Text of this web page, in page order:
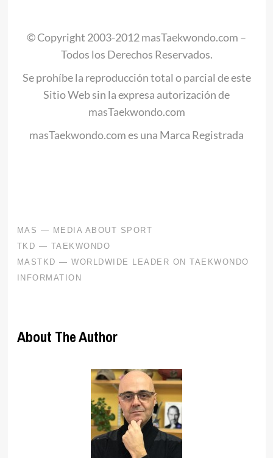
© Copyright 2003-2012 masTaekwondo.com –
Todos los Derechos Reservados.
Se prohíbe la reproducción total o parcial de este
Sitio Web sin la expresa autorización de
masTaekwondo.com
masTaekwondo.com es una Marca Registrada
About The Author